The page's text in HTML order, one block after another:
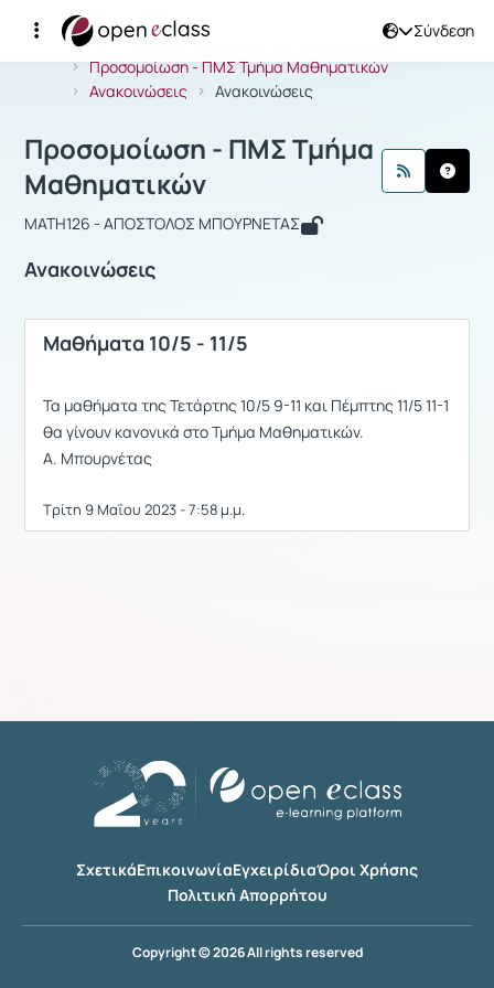
Σύνδεση
Αρχική Σελίδα
Προσομοίωση - ΠΜΣ Τμήμα Μαθηματικών
Ανακοινώσεις
Ανακοινώσεις
Μάθημα : Προσομοίωση - ΠΜΣ
Προσομοίωση - ΠΜΣ Τμήμα
Μαθηματικών
MATH126 - ΑΠΟΣΤΟΛΟΣ ΜΠΟΥΡΝΕΤΑΣ
Ανακοινώσεις
Μαθήματα 10/5 - 11/5
Τα μαθήματα της Τετάρτης 10/5 9-11 και Πέμπτης 11/5 11-1
θα γίνουν κανονικά στο Τμήμα Μαθηματικών.
Α. Μπουρνέτας
Τρίτη 9 Μαΐου 2023 - 7:58 μ.μ.
ΣχετικάΕπικοινωνίαΕγχειρίδιαΌροι Χρήσης
Πολιτική Απορρήτου
Copyright © 2026 All rights reserved